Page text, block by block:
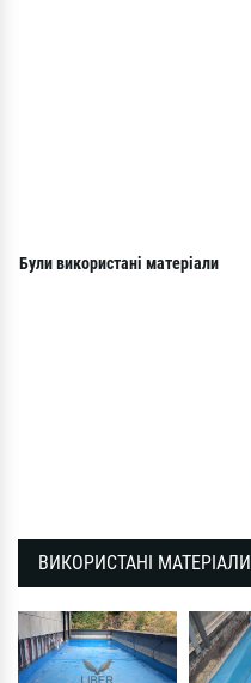
Були використані матеріали
ВИКОРИСТАНІ МАТЕРІАЛИ